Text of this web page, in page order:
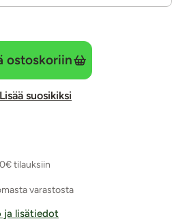
ostoskoriin
Lisää suosikiksi
tilauksiin
varastosta
ja lisätiedot